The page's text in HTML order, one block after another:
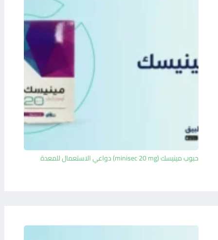
حبوب مينيسك (minisec 20 mg) دواعي الاستعمال للمعدة